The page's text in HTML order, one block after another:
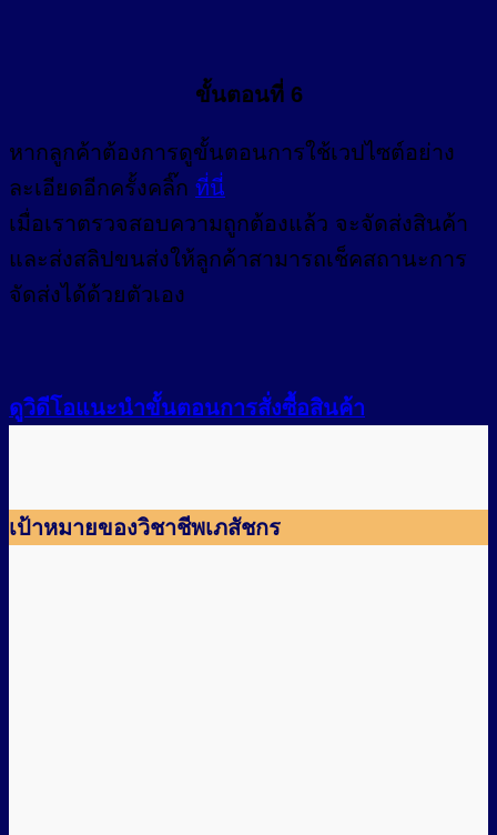
ขั้นตอนที่ 6
หากลูกค้าต้องการดูขั้นตอนการใช้เวปไซต์อย่าง
ละเอียดอีกครั้งคลิ๊ก ที่นี่
เมื่อเราตรวจสอบความถูกต้องแล้ว จะจัดส่งสินค้า
และส่งสลิปขนส่งให้ลูกค้าสามารถเช็คสถานะการ
จัดส่งได้ด้วยตัวเอง
ดูวิดีโอแนะนำขั้นตอนการสั่งซื้อสินค้า
เป้าหมายของวิชาชีพเภสัชกร